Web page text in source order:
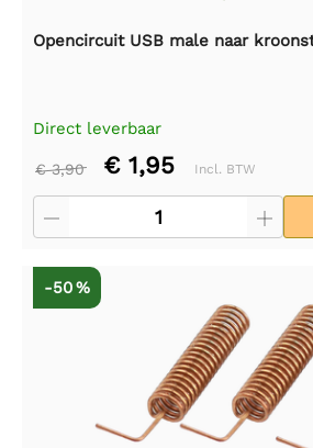
Opencircuit USB male naar
Direct leverbaar
€ 3,90 € 1,95 Incl. BTW
-50 %